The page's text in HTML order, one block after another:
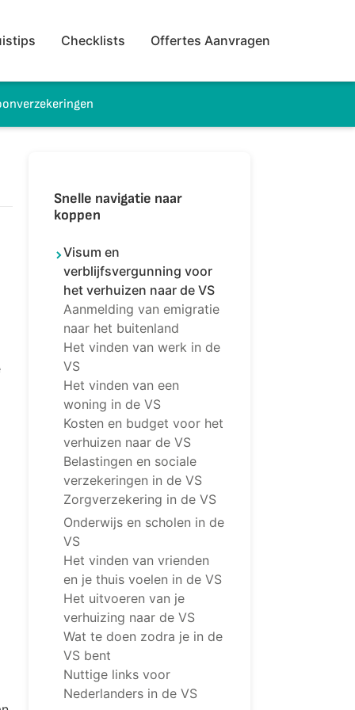
Checklists Offertes Aanvragen
Snelle navigatie naar
koppen
Visum en
verblijfsvergunning voor
het verhuizen naar de VS
Aanmelding van emigratie
naar het buitenland
Het vinden van werk in de
VS
Het vinden van een
woning in de VS
Kosten en budget voor het
verhuizen naar de VS
Belastingen en sociale
verzekeringen in de VS
Zorgverzekering in de VS
Onderwijs en scholen in de
VS
Het vinden van vrienden
en je thuis voelen in de VS
Het uitvoeren van je
verhuizing naar de VS
Wat te doen zodra je in de
VS bent
Nuttige links voor
Nederlanders in de VS